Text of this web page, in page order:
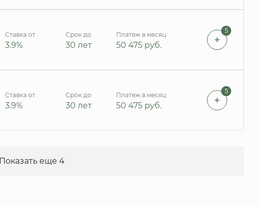
Ставка от
3.9%
Срок до
30 лет
Платеж в месяц
50 475 руб.
5
Ставка от
3.9%
Срок до
30 лет
Платеж в месяц
50 475 руб.
5
Показать еще 4